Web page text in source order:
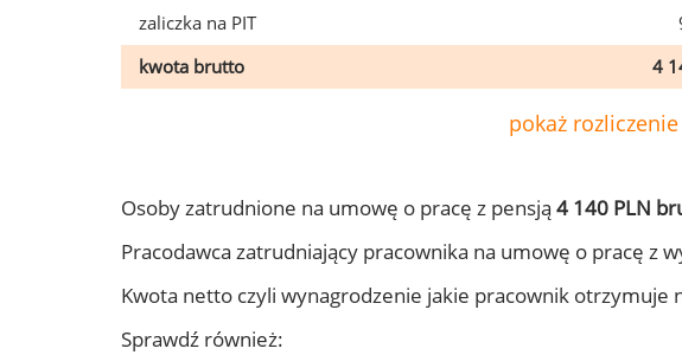
zaliczka na PIT
kwota brutto
4
pokaż
Osoby zatrudnione na umowę o pracę z pensją 4 140 PLN
Pracodawca zatrudniający pracownika na umowę o pracę z
Kwota netto czyli wynagrodzenie jakie pracownik otrzymuje
Sprawdź również: